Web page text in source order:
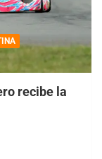
recibe la